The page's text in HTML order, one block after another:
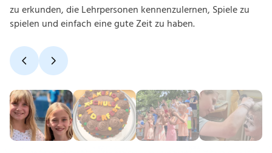
zu erkunden, die Lehrpersonen kennenzulernen, Spiele zu
spielen und einfach eine gute Zeit zu haben.